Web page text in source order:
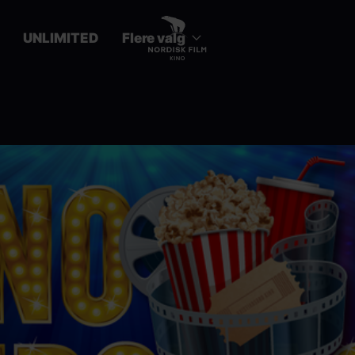
UNLIMITED Flere valg